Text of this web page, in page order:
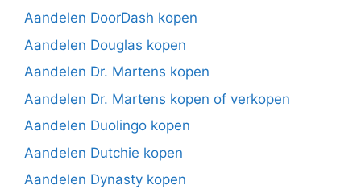
Aandelen DoorDash kopen
Aandelen Douglas kopen
Aandelen Dr. Martens kopen
Aandelen Dr. Martens kopen of verkopen
Aandelen Duolingo kopen
Aandelen Dutchie kopen
Aandelen Dynasty kopen